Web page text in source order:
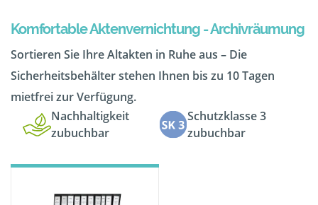
Komfortable Aktenvernichtung - Archivräumung
Sortieren Sie Ihre Altakten in Ruhe aus – Die
Sicherheitsbehälter stehen Ihnen bis zu 10 Tagen
mietfrei zur Verfügung.
Nachhaltigkeit
zubuchbar
Schutzklasse 3
zubuchbar